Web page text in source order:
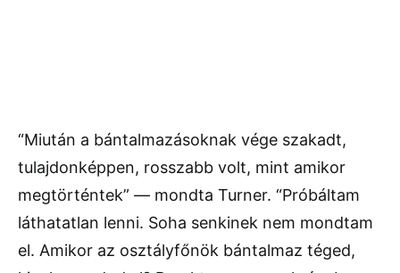
“Miután a bántalmazásoknak vége szakadt,
tulajdonképpen, rosszabb volt, mint amikor
megtörténtek” — mondta Turner. “Próbáltam
láthatatlan lenni. Soha senkinek nem mondtam
el. Amikor az osztályfőnök bántalmaz téged,